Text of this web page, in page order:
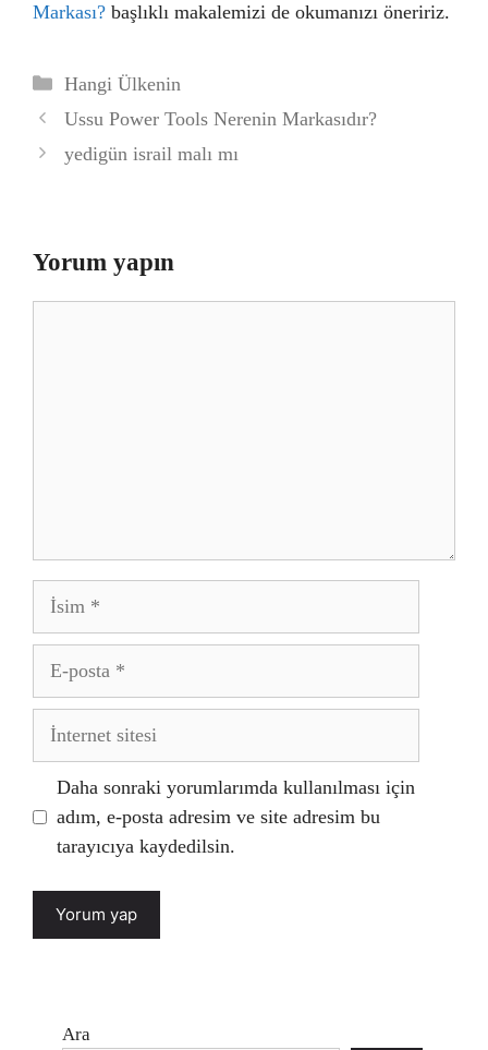
Markası? başlıklı makalemizi de okumanızı öneririz.
Kategoriler
Hangi Ülkenin
Ussu Power Tools Nerenin Markasıdır?
yedigün israil malı mı
Yorum yapın
İsim
posta
İnternet
Daha sonraki yorumlarımda kullanılması için
adım, e-posta adresim ve site adresim bu
tarayıcıya kaydedilsin.
Ara